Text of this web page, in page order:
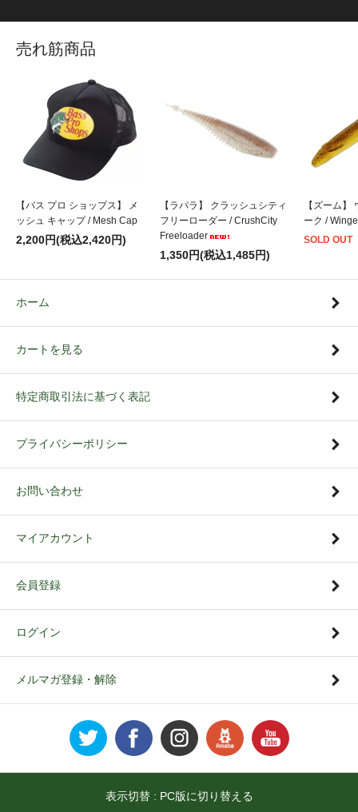
売れ筋商品
【バス プロ ショップス】 メ
ッシュ キャップ / Mesh Cap
2,200円(税込2,420円)
【ラパラ】 クラッシュシティ
フリーローダー / CrushCity
Freeloader
1,350円(税込1,485円)
【ズーム】
ーク /
SOLD OUT
ホーム
カートを見る
特定商取引法に基づく表記
プライバシーポリシー
お問い合わせ
マイアカウント
会員登録
ログイン
メルマガ登録・解除
表示切替 : PC版に切り替える